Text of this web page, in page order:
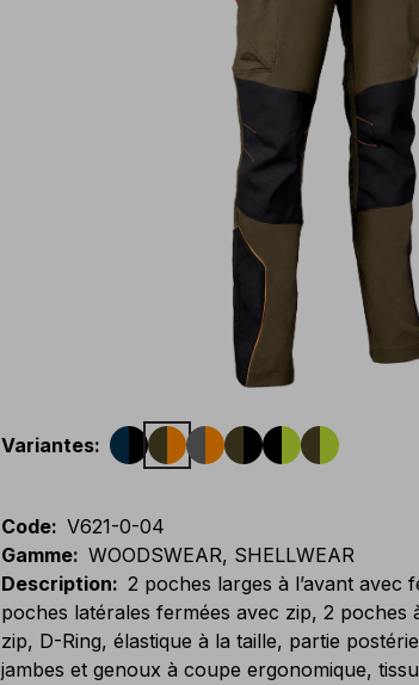
Variantes:
Code: V621-0-04
Gamme: WOODSWEAR, SHELLWEAR
Description: 2 poches larges à l’avant avec
poches latérales fermées avec zip, 2 poches
zip, D-Ring, élastique à la taille, partie
jambes et genoux à coupe ergonomique,